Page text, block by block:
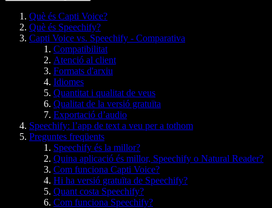
Què és Capti Voice?
Què és Speechify?
Capti Voice vs. Speechify - Comparativa
Compatibilitat
Atenció al client
Formats d'arxiu
Idiomes
Quantitat i qualitat de veus
Qualitat de la versió gratuïta
Exportació d’audio
Speechify: l’app de text a veu per a tothom
Preguntes freqüents
Speechify és la millor?
Quina aplicació és millor, Speechify o Natural Reader?
Com funciona Capti Voice?
Hi ha versió gratuïta de Speechify?
Quant costa Speechify?
Com funciona Speechify?